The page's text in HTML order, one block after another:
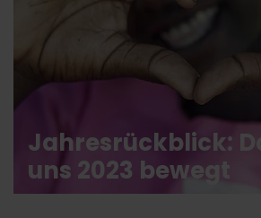
Jahresrückblick:
uns 2023 bewegt